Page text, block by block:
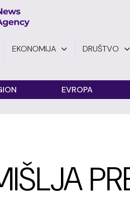
EKONOMIJA DRUŠTVO
EVROPA